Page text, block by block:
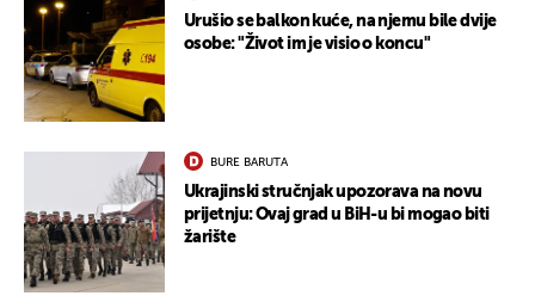
Urušio se balkon kuće, na njemu bile dvije
osobe: "Život im je visio o koncu"
BURE BARUTA
Ukrajinski stručnjak upozorava na novu
prijetnju: Ovaj grad u BiH-u bi mogao biti
žarište